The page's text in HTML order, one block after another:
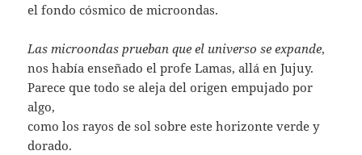
el fondo cósmico de microondas.
Las microondas prueban que el universo se expande,
nos había enseñado el profe Lamas, allá en Jujuy.
Parece que todo se aleja del origen empujado por
algo,
como los rayos de sol sobre este horizonte verde y
dorado.